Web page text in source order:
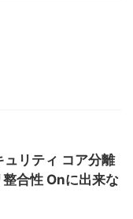
リティ コア分離
合性 Onに出来な